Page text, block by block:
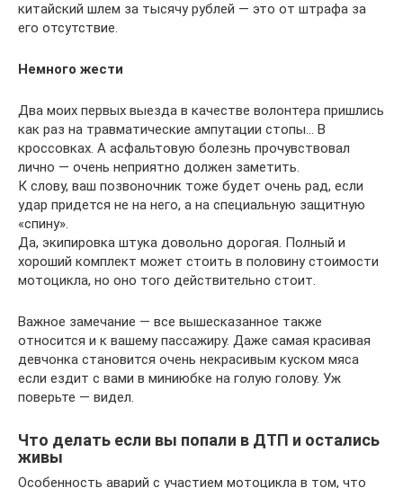
китайский шлем за тысячу рублей — это от штрафа за
его отсутствие.
Немного жести
Два моих первых выезда в качестве волонтера пришлись
как раз на травматические ампутации стопы… В
кроссовках. А асфальтовую болезнь прочувствовал
лично — очень неприятно должен заметить.
К слову, ваш позвоночник тоже будет очень рад, если
удар придется не на него, а на специальную защитную
«спину».
Да, экипировка штука довольно дорогая. Полный и
хороший комплект может стоить в половину стоимости
мотоцикла, но оно того действительно стоит.
Важное замечание — все вышесказанное также
относится и к вашему пассажиру. Даже самая красивая
девчонка становится очень некрасивым куском мяса
если ездит с вами в миниюбке на голую голову. Уж
поверьте — видел.
Что делать если вы попали в ДТП и остались
живы
Особенность аварий с участием мотоцикла в том, что